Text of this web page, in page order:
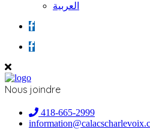
العربية
Nous joindre
418-665-2999